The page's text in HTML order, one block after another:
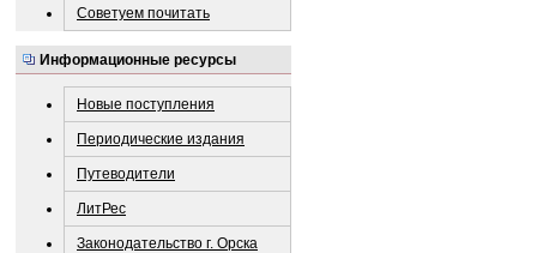
Советуем почитать
Информационные ресурсы
Новые поступления
Периодические издания
Путеводители
ЛитРес
Законодательство г. Орска